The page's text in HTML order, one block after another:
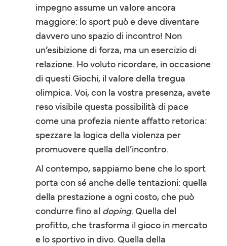
impegno assume un valore ancora
maggiore: lo sport può e deve diventare
davvero uno spazio di incontro! Non
un’esibizione di forza, ma un esercizio di
relazione. Ho voluto ricordare, in occasione
di questi Giochi, il valore della tregua
olimpica. Voi, con la vostra presenza, avete
reso visibile questa possibilità di pace
come una profezia niente affatto retorica:
spezzare la logica della violenza per
promuovere quella dell’incontro.
Al contempo, sappiamo bene che lo sport
porta con sé anche delle tentazioni: quella
della prestazione a ogni costo, che può
condurre fino al doping. Quella del
profitto, che trasforma il gioco in mercato
e lo sportivo in divo. Quella della